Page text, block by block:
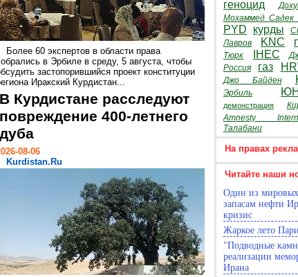
Более 60 экспертов в области права
в Эрбиле в среду, 5 августа, чтобы
застопорившийся проект конституции
Иракский Курдистан...
В Курдистане расследуют
повреждение 400-летнего
дуба
08-06
Kurdistan.Ru
геноцид
Мохаммед Садек
PYD курды
Лавров
KNC
Тюрк
IHEC
Россия газ
Джо Байден
Эрбиль
демонстрация
Amnesty
Талабани
На правах
Читайте наши
Один из
запасам нефти
кризис
Жаркое лето
"Подводные
реализации
Ирана